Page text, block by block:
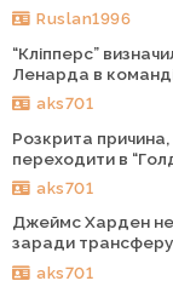
Ruslan1996
“Кліпперс”
Ленарда в
aks701
Розкрита
переходити в
aks701
Джеймс Харден не
заради трансферу
aks701